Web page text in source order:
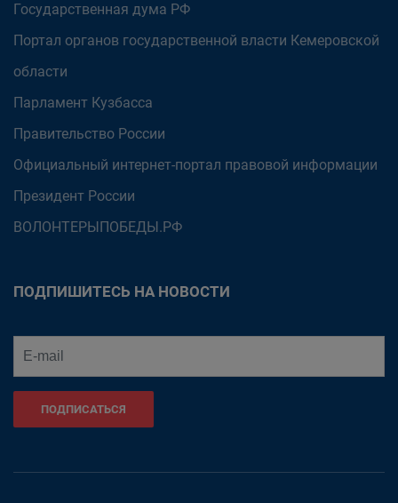
Государственная дума РФ
Портал органов государственной власти Кемеровской
области
Парламент Кузбасса
Правительство России
Официальный интернет-портал правовой информации
Президент России
ВОЛОНТЕРЫПОБЕДЫ.РФ
ПОДПИШИТЕСЬ НА НОВОСТИ
ПОДПИСАТЬСЯ